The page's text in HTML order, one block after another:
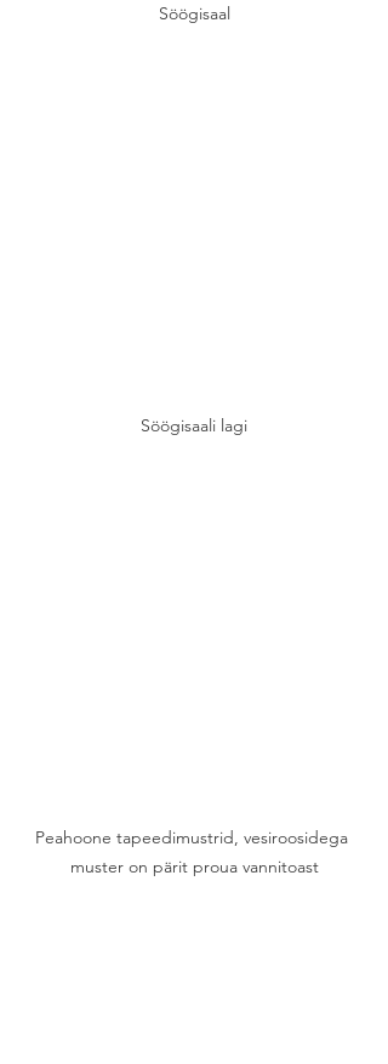
Söögisaal
Söögisaali lagi
Peahoone tapeedimustrid, vesiroosidega
muster on pärit proua vannitoast